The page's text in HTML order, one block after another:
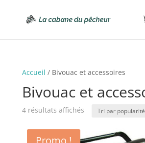
Accueil / Bivouac et accessoires
Bivouac et
4 résultats affichésTrié
popularité
Promo !